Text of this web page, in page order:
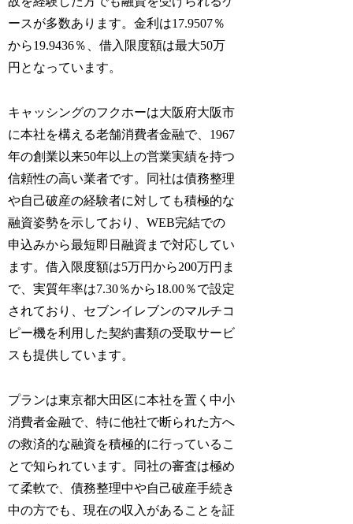
ースが多数あります。金利は17.9507％
から19.9436％、借入限度額は最大50万
円となっています。
キャッシングのフクホーは大阪府大阪市
に本社を構える老舗消費者金融で、1967
年の創業以来50年以上の営業実績を持つ
信頼性の高い業者です。同社は債務整理
や自己破産の経験者に対しても積極的な
融資姿勢を示しており、WEB完結での
申込みから最短即日融資まで対応してい
ます。借入限度額は5万円から200万円ま
で、実質年率は7.30％から18.00％で設定
されており、セブンイレブンのマルチコ
ピー機を利用した契約書類の受取サービ
スも提供しています。
プランは東京都大田区に本社を置く中小
消費者金融で、特に他社で断られた方へ
の救済的な融資を積極的に行っているこ
とで知られています。同社の審査は極め
て柔軟で、債務整理中や自己破産手続き
中の方でも、現在の収入があることを証